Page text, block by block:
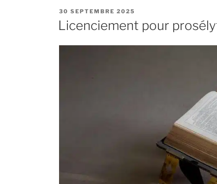
PUBLIÉ
LE
30 SEPTEMBRE 2025
Licenciement pour